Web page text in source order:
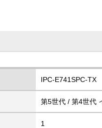
IPC-E741SPC-TX
第5世代 / 第4世代
1